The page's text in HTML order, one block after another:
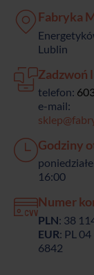
Fabryka
Lublin
Zadzwoń
telefon:
e-mail:
Godziny
16:00
Numer
PLN: 38
EUR: PL
6842